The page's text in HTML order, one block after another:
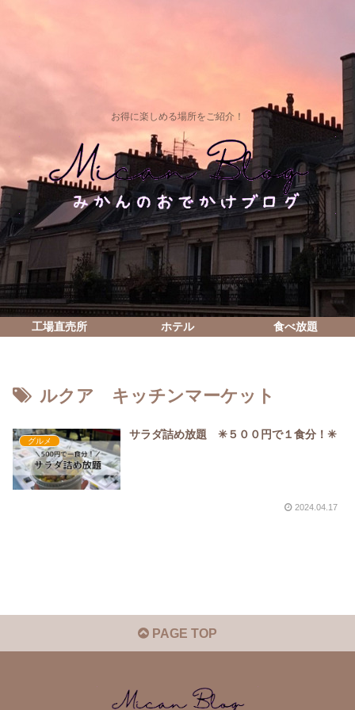
お得に楽しめる場所をご紹介！
工場直売所 ホテル 食べ放題
ルクア キッチンマーケット
グルメ
サラダ詰め放題 ✳︎５００円で１食分！✳︎
2024.04.17
PAGE TOP